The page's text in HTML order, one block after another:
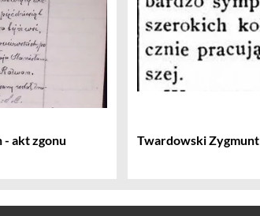
- akt zgonu Twardowski Zygmunt